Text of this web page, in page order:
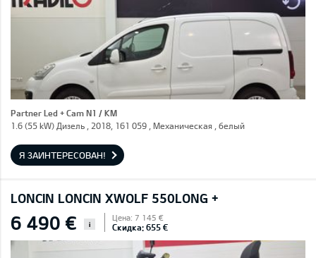
Partner Led + Cam N1 / KM
1.6 (55 kW) Дизель , 2018, 161 059 , Механическая , белый
Я ЗАИНТЕРЕСОВАН!
LONCIN LONCIN XWOLF 550LONG +
6 490 € i
Цена: 7 145 €
Скидка: 655 €